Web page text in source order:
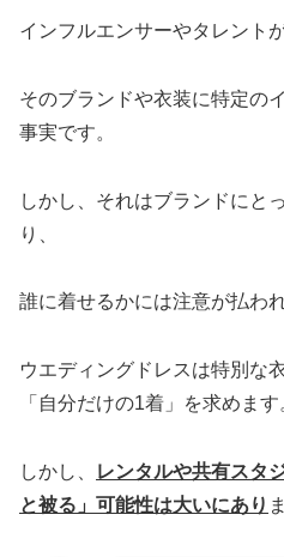
インフルエンサーやタレント
そのブランドや衣装に特定の
事実です。
しかし、それはブランドにと
り、
誰に着せるかには注意が払わ
ウエディングドレスは特別な
「自分だけの1着」を求めます
しかし、
レンタルや共有スタ
と被る」可能性は大いにあり